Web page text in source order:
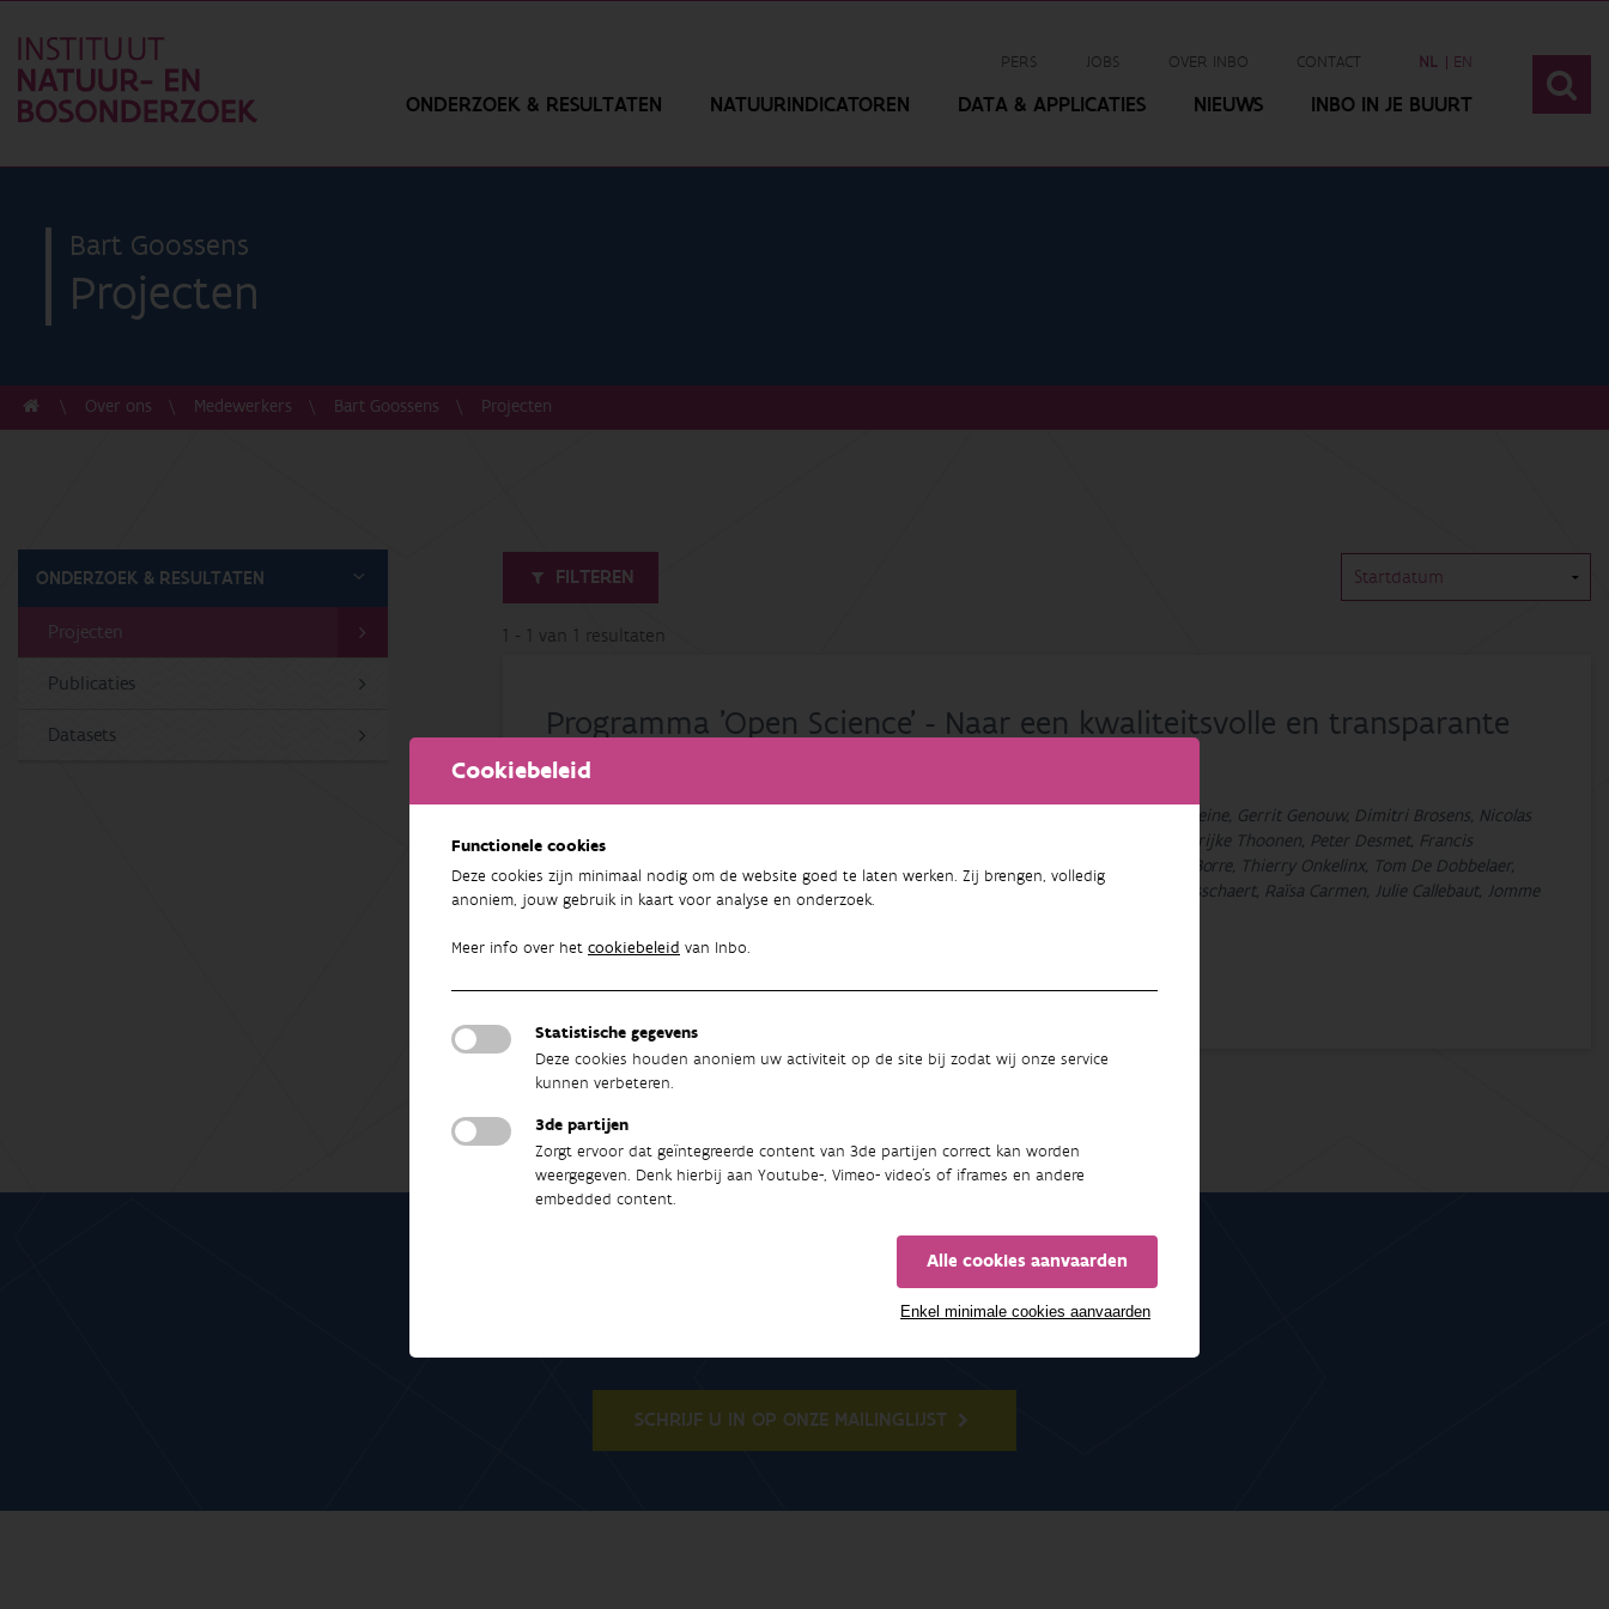
Cookiebeleid
Functionele cookies
Deze cookies zijn minimaal nodig om de website goed te laten werken. Zij brengen, volledig
anoniem, jouw gebruik in kaart voor analyse en onderzoek.
Meer info over het cookiebeleid van Inbo.
Statistische gegevens
Deze cookies houden anoniem uw activiteit op de site bij zodat wij onze service
kunnen verbeteren.
3de partijen
Zorgt ervoor dat geïntegreerde content van 3de partijen correct kan worden
weergegeven. Denk hierbij aan Youtube-, Vimeo- video's of iframes en andere
embedded content.
Alle cookies aanvaarden
Enkel minimale cookies aanvaarden
PERS JOBS OVER INBO CONTACT NL EN
ONDERZOEK & RESULTATEN NATUURINDICATOREN DATA & APPLICATIES NIEUWS INBO IN JE BUURT
Bart Goossens
Projecten
Over ons Medewerkers Bart Goossens Projecten
ONDERZOEK & RESULTATEN
Projecten
Publicaties
Datasets
FILTEREN
1 - 1 van 1 resultaten
Programma 'Open Science' - Naar een kwaliteitsvolle en transparante
onderzoekscyclus
, Carine Wils, Peter Van Gossum, Jim Casaer, Jan Breine, Gerrit Genouw, Dimitri Brosens, Nicolas
Vanermen, Toon Van Daele, Bart Goossens, Ine Pauwels, Lymke Janssens, An Leyssen, Marijke Thoonen, Peter Desmet, Francis
Turkelboom, Karen Cox, Tim Adriaens, Hans Van Calster, Arno Thomaes, Jeroen Vanden Borre, Thierry Onkelinx, Tom De Dobbelaer,
Aaike De Wever, Tanja Milotic, Damiano Oldoni, Saskia Wanner, Marc Pollet, Frederic Piesschaert, Raïsa Carmen, Julie Callebaut, Jomme
Desair, Floris Vanderhaeghe
INBO
Nieuwsbrief
SCHRIJF U IN OP ONZE MAILINGLIJST